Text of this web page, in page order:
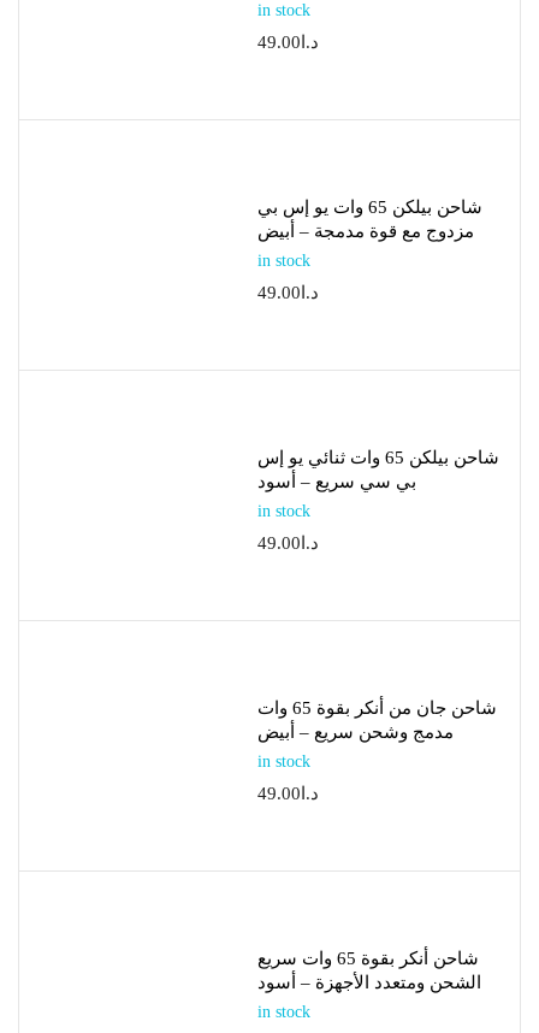
in stock
د.ا 49.00
شاحن بيلكن 65 وات يو إس بي
مزدوج مع قوة مدمجة – أبيض
in stock
د.ا 49.00
شاحن بيلكن 65 وات ثنائي يو إس
بي سي سريع – أسود
in stock
د.ا 49.00
شاحن جان من أنكر بقوة 65 وات
مدمج وشحن سريع – أبيض
in stock
د.ا 49.00
شاحن أنكر بقوة 65 وات سريع
الشحن ومتعدد الأجهزة – أسود
in stock